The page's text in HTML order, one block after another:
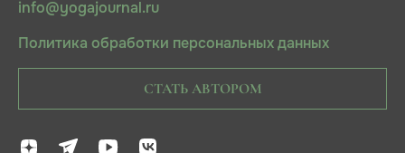
info@yogajournal.ru
Политика обработки персональных данных
СТАТЬ АВТОРОМ